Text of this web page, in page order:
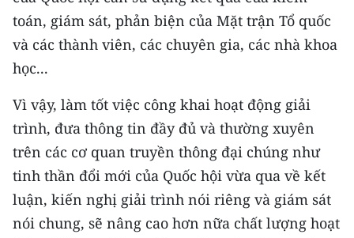
toán, giám sát, phản biện của Mặt trận Tổ quốc
và các thành viên, các chuyên gia, các nhà khoa
học...
Vì vậy, làm tốt việc công khai hoạt động giải
trình, đưa thông tin đầy đủ và thường xuyên
trên các cơ quan truyền thông đại chúng như
tinh thần đổi mới của Quốc hội vừa qua về kết
luận, kiến nghị giải trình nói riêng và giám sát
nói chung, sẽ nâng cao hơn nữa chất lượng hoạt